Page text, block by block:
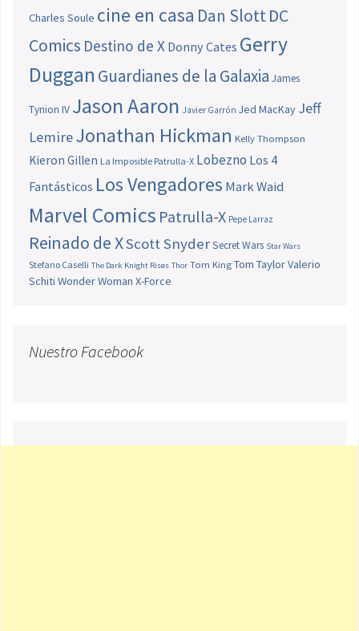
Charles Soule cine en casa Dan SlottDC
Comics Destino de X Donny Cates Gerry
Duggan Guardianes de la Galaxia James
Tynion IV Jason Aaron Javier Garrón Jed MacKay Jeff
LemireJonathan Hickman Kelly Thompson
Kieron Gillen La Imposible Patrulla-X Lobezno Los 4
Fantásticos Los Vengadores Mark Waid
Marvel Comics Patrulla-X Pepe Larraz
Reinado de XScott SnyderSecret Wars Star Wars
Stefano Caselli The Dark Knight Rises Thor Tom King Tom TaylorValerio
Schiti Wonder Woman X-Force
Nuestro Facebook